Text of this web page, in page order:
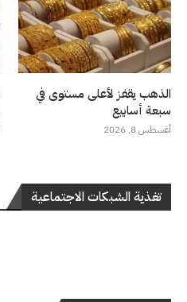
الذهب يقفز لأعلى مستوى في
سبعة أسابيع
أغسطس 8, 2026
تغذية الشبكات الاجتماعية